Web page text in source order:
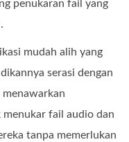
penukaran fail yang
mudah alih yang
serasi dengan
menukar fail audio dan
tanpa memerlukan